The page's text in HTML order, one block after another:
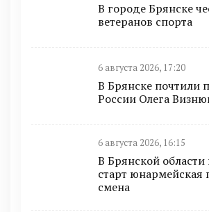
В городе Брянске
ветеранов спорта
6 августа 2026, 17:20
В Брянске почтили
России Олега
6 августа 2026, 16:15
В Брянской области
старт юнармейская
смена